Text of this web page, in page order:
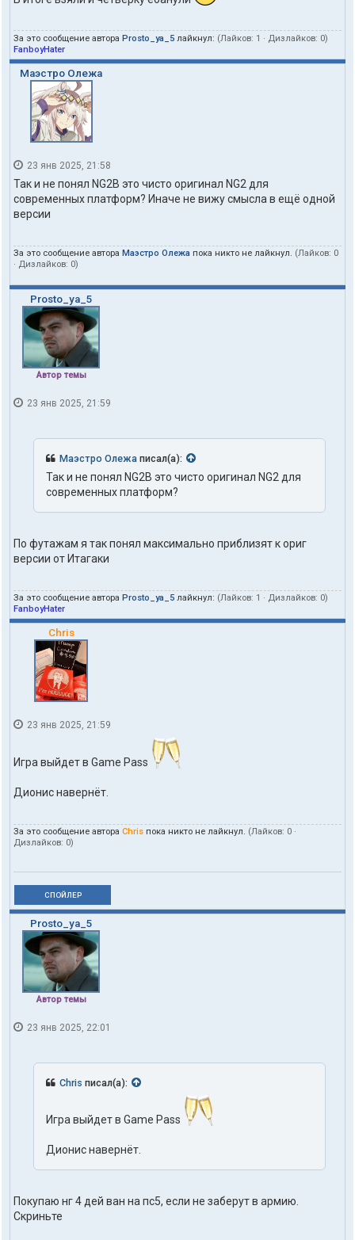
За это сообщение автора Prosto_ya_5 лайкнул: (Лайков: 1 · Дизлайков: 0)
FanboyHater
Маэстро Олежа
23 янв 2025, 21:58
Так и не понял NG2B это чисто оригинал NG2 для
современных платформ? Иначе не вижу смысла в ещё одной
версии
За это сообщение автора Маэстро Олежа пока никто не лайкнул. (Лайков: 0
· Дизлайков: 0)
Prosto_ya_5
Автор темы
23 янв 2025, 21:59
Маэстро Олежа писал(а):
Так и не понял NG2B это чисто оригинал NG2 для
современных платформ?
По футажам я так понял максимально приблизят к ориг
версии от Итагаки
За это сообщение автора Prosto_ya_5 лайкнул: (Лайков: 1 · Дизлайков: 0)
FanboyHater
Chris
23 янв 2025, 21:59
Игра выйдет в Game Pass
Дионис навернёт.
За это сообщение автора Chris пока никто не лайкнул. (Лайков: 0 ·
Дизлайков: 0)
СПОЙЛЕР
Prosto_ya_5
Автор темы
23 янв 2025, 22:01
Chris писал(а):
Игра выйдет в Game Pass
Дионис навернёт.
Покупаю нг 4 дей ван на пс5, если не заберут в армию.
Скриньте